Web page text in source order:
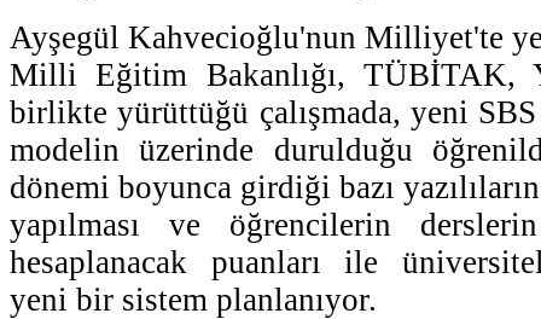
Ayşegül Kahvecioğlu'nun Milliyet'te
Milli Eğitim Bakanlığı, TÜBİTAK,
birlikte yürüttüğü çalışmada, yeni
modelin üzerinde durulduğu
dönemi boyunca girdiği bazı
yapılması ve öğrencilerin
hesaplanacak puanları ile
yeni bir sistem planlanıyor.